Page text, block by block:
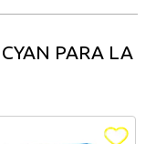
PARA LA